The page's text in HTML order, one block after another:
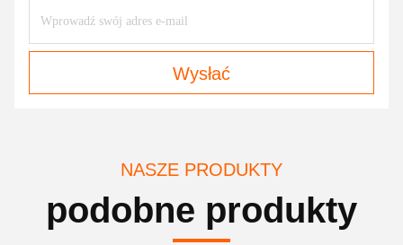
Wysłać
NASZE PRODUKTY
podobne produkty